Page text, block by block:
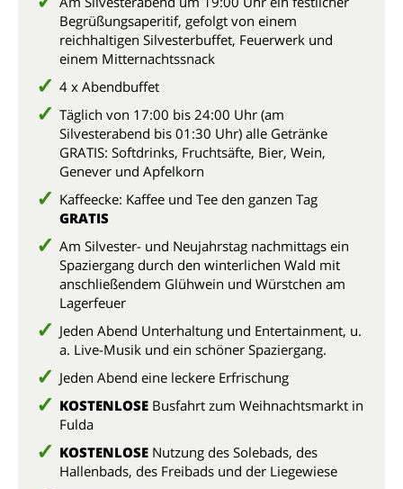
Begrüßungsaperitif, gefolgt von einem
reichhaltigen Silvesterbuffet, Feuerwerk und
einem Mitternachtssnack
4 x Abendbuffet
Täglich von 17:00 bis 24:00 Uhr (am
Silvesterabend bis 01:30 Uhr) alle Getränke
GRATIS: Softdrinks, Fruchtsäfte, Bier, Wein,
Genever und Apfelkorn
Kaffeecke: Kaffee und Tee den ganzen Tag
GRATIS
Am Silvester- und Neujahrstag nachmittags ein
Spaziergang durch den winterlichen Wald mit
anschließendem Glühwein und Würstchen am
Lagerfeuer
Jeden Abend Unterhaltung und Entertainment, u.
a. Live-Musik und ein schöner Spaziergang.
Jeden Abend eine leckere Erfrischung
KOSTENLOSE Busfahrt zum Weihnachtsmarkt in
Fulda
KOSTENLOSE Nutzung des Solebads, des
Hallenbads, des Freibads und der Liegewiese